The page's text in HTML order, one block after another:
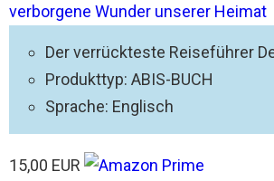
verborgene Wunder unserer Heimat
Der verrückteste Reiseführer
Produkttyp: ABIS-BUCH
Sprache: Englisch
15,00 EUR